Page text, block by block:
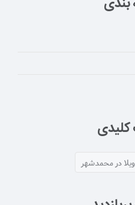
در محمدشهر